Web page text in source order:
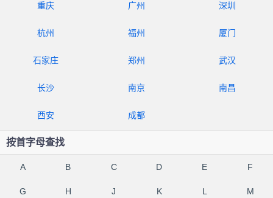
重庆 广州 深圳
杭州 福州 厦门
石家庄 郑州 武汉
长沙 南京 南昌
西安 成都
按首字母查找
A B C D E F
G H J K L M